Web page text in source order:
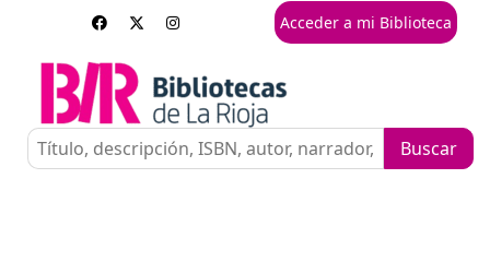
Acceder a mi Biblioteca